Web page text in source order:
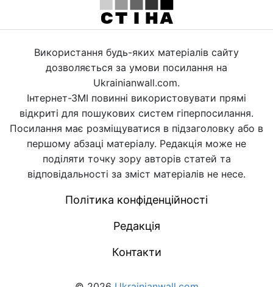
Використання будь-яких матеріалів сайту
дозволяється за умови посилання на
Ukrainianwall.com.
Інтернет-ЗМІ повинні використовувати прямі
відкриті для пошукових систем гіперпосилання.
Посилання має розміщуватися в підзаголовку або в
першому абзаці матеріалу. Редакція може не
поділяти точку зору авторів статей та
відповідальності за зміст матеріалів не несе.
Політика конфіденційності
Редакція
Контакти